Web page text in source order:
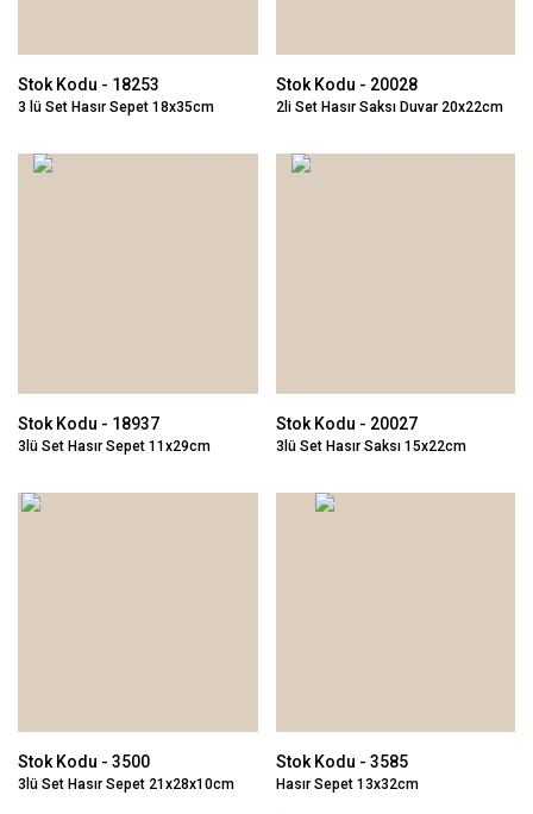
Stok Kodu - 18253
3 lü Set Hasır Sepet 18x35cm
Stok Kodu - 20028
2li Set Hasır Saksı Duvar 20x22cm
Stok Kodu - 18937
3lü Set Hasır Sepet 11x29cm
Stok Kodu - 20027
3lü Set Hasır Saksı 15x22cm
Stok Kodu - 3500
3lü Set Hasır Sepet 21x28x10cm
Stok Kodu - 3585
Hasır Sepet 13x32cm